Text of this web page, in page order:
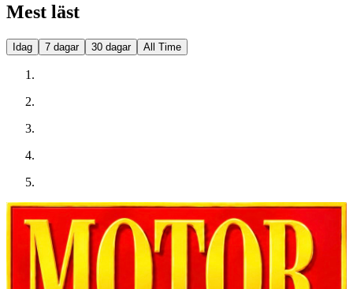
Mest läst
Idag 7 dagar 30 dagar All Time